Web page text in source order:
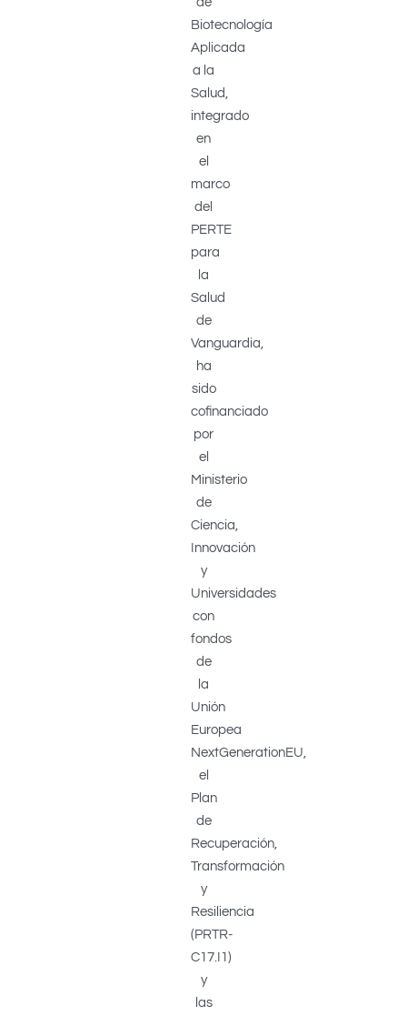
Biotecnología
Aplicada
a la
Salud,
integrado
en
el
marco
del
PERTE
para
la
Salud
de
Vanguardia,
ha
sido
cofinanciado
por
el
Ministerio
de
Ciencia,
Innovación
y
Universidades
con
fondos
de
la
Unión
Europea
NextGenerationEU,
el
Plan
de
Recuperación,
Transformación
y
Resiliencia
(PRTR-
C17.I1)
y
las